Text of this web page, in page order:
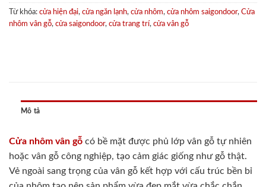
Từ khóa: cửa hiện đại, cửa ngăn lạnh, cửa nhôm, cửa nhôm saigondoor, Cửa
nhôm vân gỗ, cửa saigondoor, cửa trang trí, cửa vân gỗ
Mô tả
Cửa nhôm vân gỗ có bề mặt được phủ lớp vân gỗ tự nhiên
hoặc vân gỗ công nghiệp, tạo cảm giác giống như gỗ thật.
Vẻ ngoài sang trọng của vân gỗ kết hợp với cấu trúc bền bỉ